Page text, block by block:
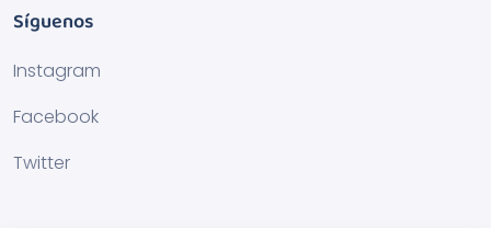
Síguenos
Instagram
Facebook
Twitter